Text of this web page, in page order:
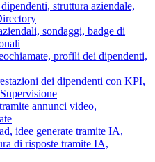
struttura aziendale,
sondaggi, badge di
profili dei dipendenti,
dei dipendenti con KPI,
annunci video,
idee generate tramite IA,
di risposte tramite IA,